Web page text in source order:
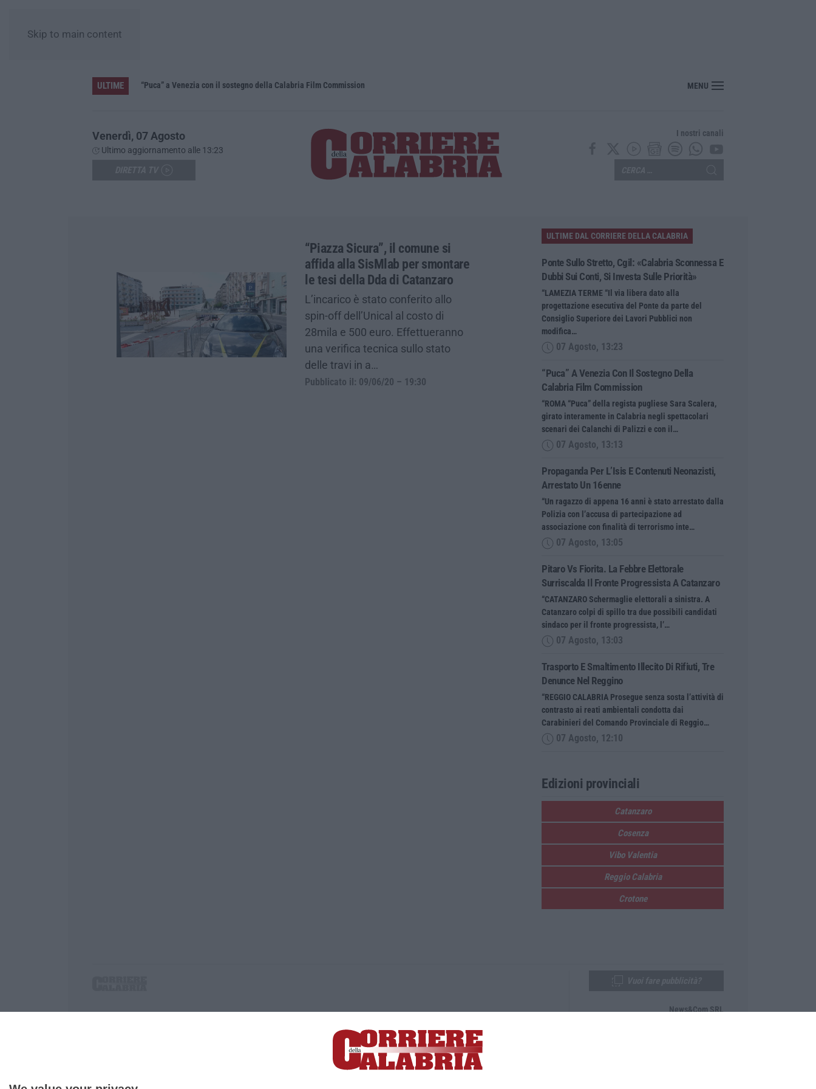
Skip to main content
ULTIME “Puca” a Venezia con il sostegno della Calabria Film Commission Propaganda per l’Isis e contenuti neonazisti, arrestato un 16enne
MENU
Venerdì, 07 Agosto
Ultimo aggiornamento alle 13:23
I nostri canali
“Piazza Sicura”, il comune si
affida alla SisMlab per smontare
le tesi della Dda di Catanzaro
L’incarico è stato conferito allo
spin-off dell’Unical al costo di
28mila e 500 euro. Effettueranno
una verifica tecnica sullo stato
delle travi in a…
Pubblicato il: 09/06/20 – 19:30
ULTIME DAL CORRIERE DELLA CALABRIA
Ponte Sullo Stretto, Cgil: «Calabria Sconnessa E
Dubbi Sui Conti, Si Investa Sulle Priorità»
“LAMEZIA TERME “Il via libera dato alla
progettazione esecutiva del Ponte da parte del
Consiglio Superiore dei Lavori Pubblici non
modifica…
07 Agosto, 13:23
“Puca” A Venezia Con Il Sostegno Della
Calabria Film Commission
“ROMA “Puca” della regista pugliese Sara Scalera,
girato interamente in Calabria negli spettacolari
scenari dei Calanchi di Palizzi e con il…
07 Agosto, 13:13
Propaganda Per L’Isis E Contenuti Neonazisti,
Arrestato Un 16enne
“Un ragazzo di appena 16 anni è stato arrestato dalla
Polizia con l’accusa di partecipazione ad
associazione con finalità di terrorismo inte…
07 Agosto, 13:05
Pitaro Vs Fiorita. La Febbre Elettorale
Surriscalda Il Fronte Progressista A Catanzaro
“CATANZARO Schermaglie elettorali a sinistra. A
Catanzaro colpi di spillo tra due possibili candidati
sindaco per il fronte progressista, l’…
07 Agosto, 13:03
Trasporto E Smaltimento Illecito Di Rifiuti, Tre
Denunce Nel Reggino
“REGGIO CALABRIA Prosegue senza sosta l’attività di
contrasto ai reati ambientali condotta dai
Carabinieri del Comando Provinciale di Reggio…
07 Agosto, 12:10
Edizioni provinciali
Catanzaro
Cosenza
Vibo Valentia
Reggio Calabria
Crotone
P.IVA. 03199620794, Via del mare 6/G, S.Eufemia, Lamezia Terme (CZ)
Iscrizione tribunale di Lamezia Terme 5/2011 - Direttore responsabile Paola Militano |Privacy
News&Com SRL